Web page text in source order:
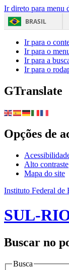
Ir direto para menu
BRASIL
Ir para o
Ir para o
Ir para a
Ir para o
GTranslate
Opções de
Alto contraste
Mapa do site
Instituto Federal de
SUL-
Buscar no
Busca